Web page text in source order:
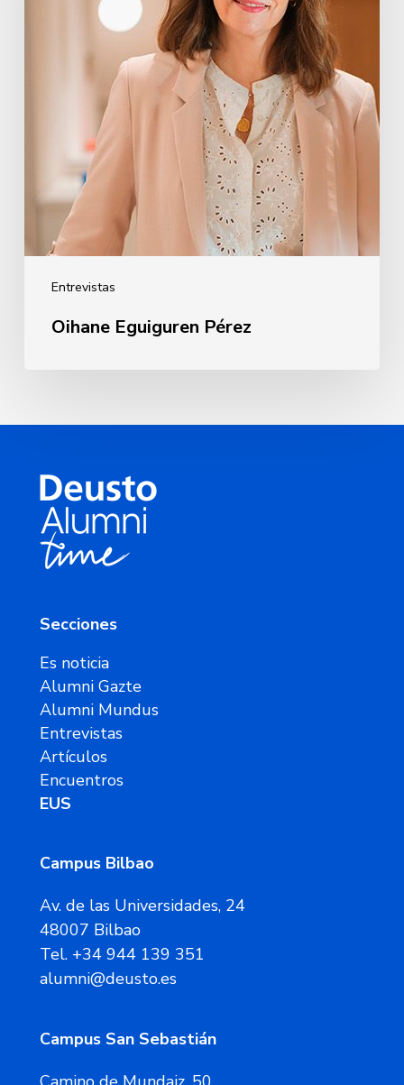
Entrevistas
Oihane Eguiguren Pérez
Secciones
Es noticia
Alumni Gazte
Alumni Mundus
Entrevistas
Artículos
Encuentros
EUS
Campus Bilbao
Av. de las Universidades, 24
48007 Bilbao
Tel. +34 944 139 351
alumni@deusto.es
Campus San Sebastián